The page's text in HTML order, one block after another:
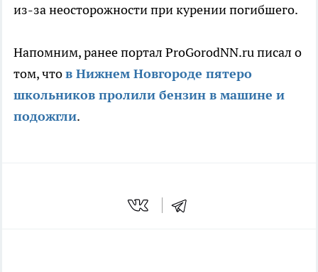
из-за неосторожности при курении погибшего.
Напомним, ранее портал ProGorodNN.ru писал о
том, чтов Нижнем Новгороде пятеро
школьников пролили бензин в машине и
подожгли.